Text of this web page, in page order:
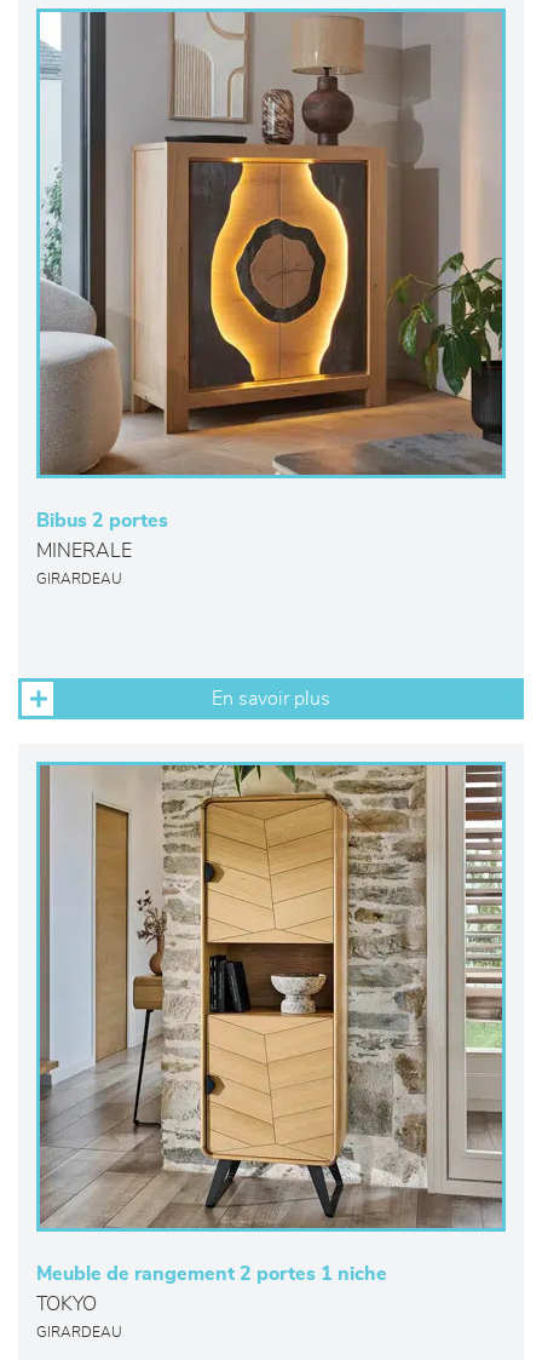
Bibus 2 portes
MINERALE
GIRARDEAU
En savoir plus
Meuble de rangement 2 portes 1 niche
TOKYO
GIRARDEAU